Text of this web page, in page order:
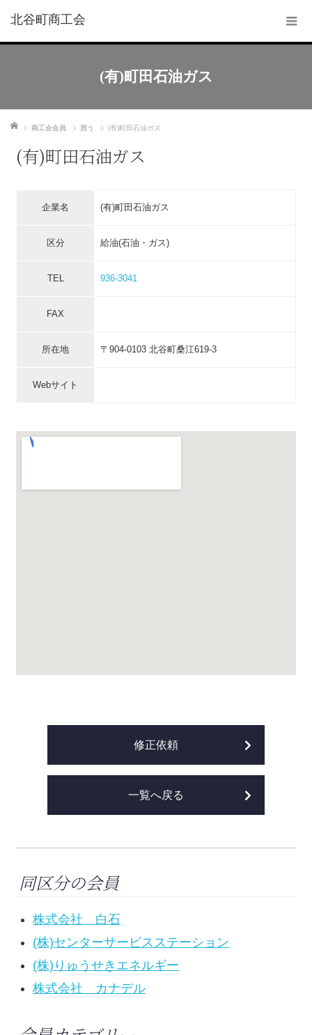
北谷町商工会
(有)町田石油ガス
ホーム 商工会会員 買う (有)町田石油ガス
(有)町田石油ガス
企業名 (有)町田石油ガス
区分 給油(石油・ガス)
TEL 936-3041
FAX
所在地 〒904-0103 北谷町桑江619-3
Webサイト
修正依頼
一覧へ戻る
同区分の会員
株式会社 白石
(株)センターサービスステーション
(株)りゅうせきエネルギー
株式会社 カナデル